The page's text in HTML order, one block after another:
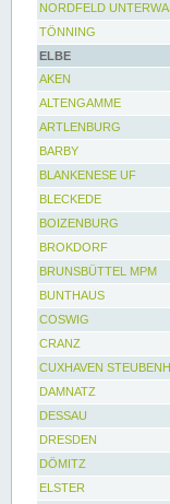
NORDFELD
TÖNNING
ELBE
AKEN
ALTENGAMME
ARTLENBURG
BARBY
BLANKENESE UF
BLECKEDE
BOIZENBURG
BROKDORF
BRUNSBÜTTEL MPM
BUNTHAUS
COSWIG
CRANZ
CUXHAVEN
DAMNATZ
DESSAU
DRESDEN
DÖMITZ
ELSTER